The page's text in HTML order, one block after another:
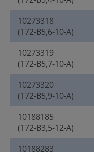
10273318
(172-B5,6-10-A)
10273319
(172-B5,7-10-A)
10273320
(172-B5,9-10-A)
10188185
(172-B3,5-12-A)
10188283